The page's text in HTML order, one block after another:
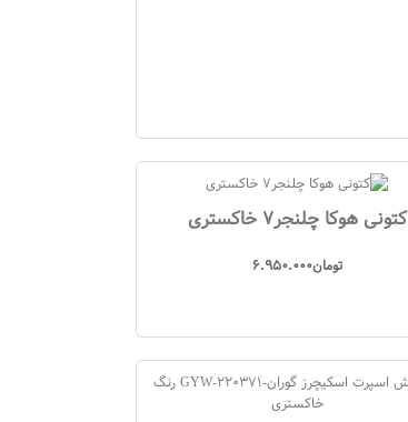
کتونی هوکا چلنجر7 خاکستری
تومان6.950.000